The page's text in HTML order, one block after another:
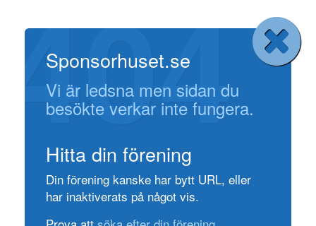
404
Sponsorhuset.se
Vi är ledsna men sidan du
besökte verkar inte fungera.
Hitta din förening
Din förening kanske har bytt URL, eller
har inaktiverats på något vis.